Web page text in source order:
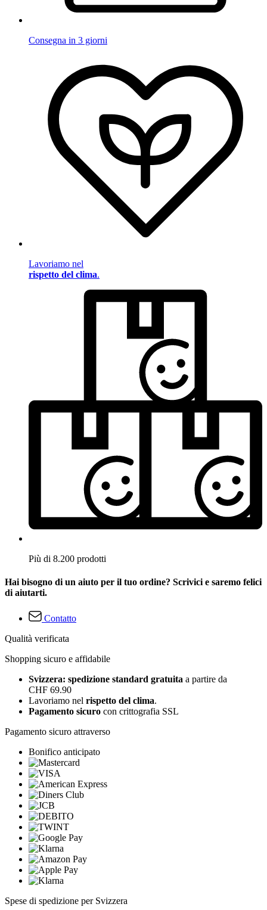
Consegna in 3 giorni
Lavoriamo nel
rispetto del clima.
Più di 8.200 prodotti
Hai bisogno di un aiuto per il tuo ordine? Scrivici e saremo felici
di aiutarti.
Contatto
Qualità verificata
Shopping sicuro e affidabile
Svizzera: spedizione standard gratuita a partire da
CHF 69.90
Lavoriamo nel rispetto del clima.
Pagamento sicuro con crittografia SSL
Pagamento sicuro attraverso
Bonifico anticipato
Spese di spedizione per Svizzera